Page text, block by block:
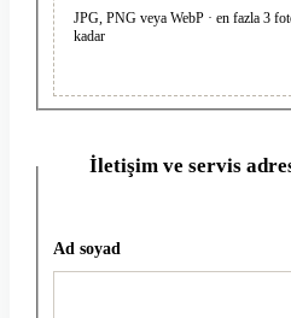
JPG, PNG veya WebP · en fazla 3
kadar
İletişim ve servis
Ad soyad